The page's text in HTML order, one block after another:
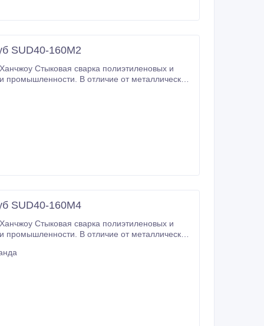
SUD40-160M2
В отличие от металлических,
SUD40-160M4
В отличие от металлических,